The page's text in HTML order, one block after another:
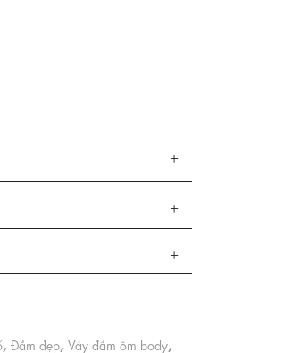
, Đầm đẹp, Váy đầm ôm body,